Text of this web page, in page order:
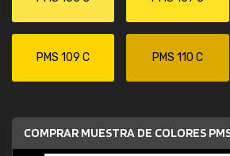
PMS 109 C PMS 110 C
COMPRAR MUESTRA DE COLORES